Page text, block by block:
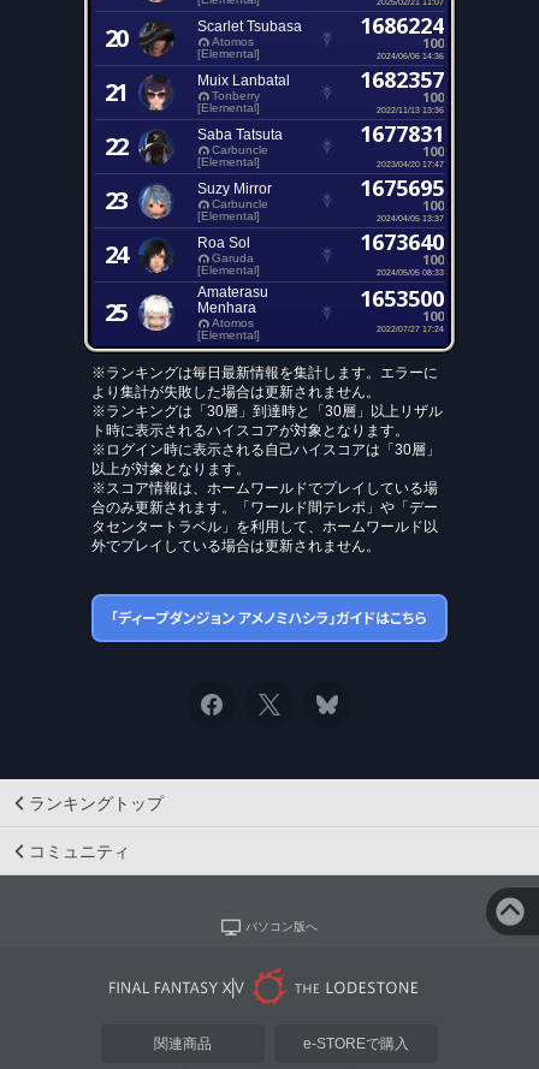
20 Scarlet Tsubasa
Atomos
[Elemental]
1686224
100
2024/06/06 14:36
21 Muix Lanbatal
Tonberry
[Elemental]
1682357
100
2022/11/13 13:36
22 Saba Tatsuta
Carbuncle
[Elemental]
1677831
100
2023/04/20 17:47
23 Suzy Mirror
Carbuncle
[Elemental]
1675695
100
2024/04/05 13:37
24 Roa Sol
Garuda
[Elemental]
1673640
100
2024/05/05 08:33
25
Amaterasu
Menhara
Atomos
[Elemental]
1653500
100
2022/07/27 17:24
※ランキングは毎日最新情報を集計します。エラーに
より集計が失敗した場合は更新されません。
※ランキングは「30層」到達時と「30層」以上リザル
ト時に表示されるハイスコアが対象となります。
※ログイン時に表示される自己ハイスコアは「30層」
以上が対象となります。
※スコア情報は、ホームワールドでプレイしている場
合のみ更新されます。「ワールド間テレポ」や「デー
タセンタートラベル」を利用して、ホームワールド以
外でプレイしている場合は更新されません。
ランキングトップ
コミュニティ
パソコン版へ
関連商品 e-STOREで購入